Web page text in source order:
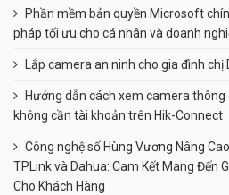
Phần mềm bản quyền Microsoft
pháp tối ưu cho cá nhân và doanh
Lắp camera an ninh cho gia đình chị
Hướng dẫn cách xem camera
không cần tài khoản trên Hik-Connect
Công nghệ số Hùng Vương Nâng
TPLink và Dahua: Cam Kết Mang Đến
Cho Khách Hàng